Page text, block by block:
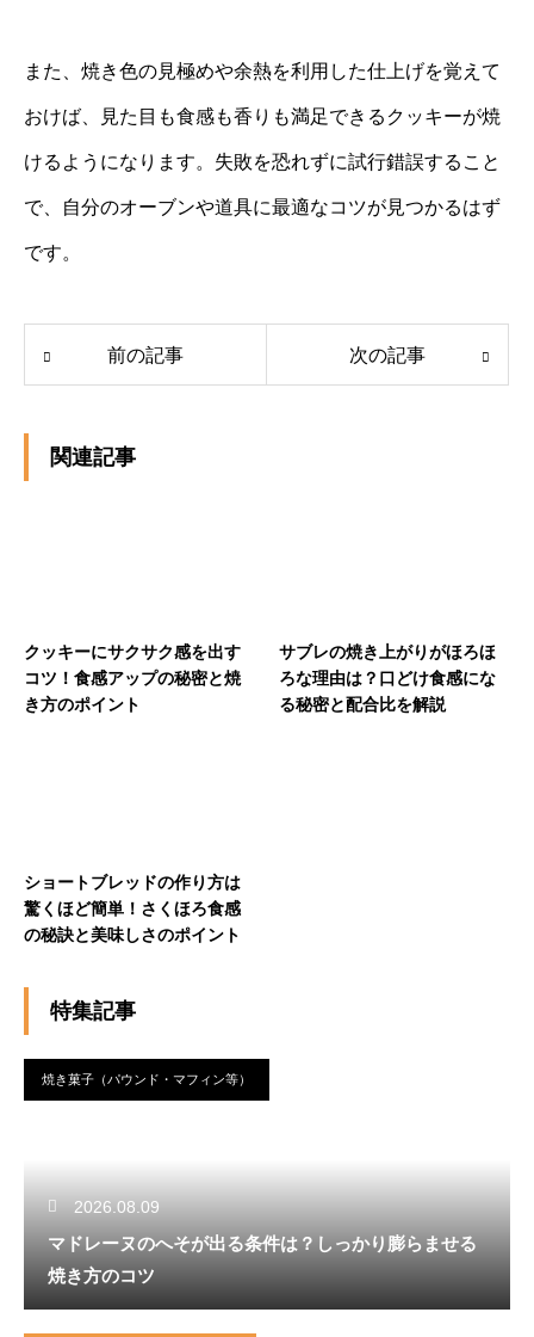
また、焼き色の見極めや余熱を利用した仕上げを覚えて
おけば、見た目も食感も香りも満足できるクッキーが焼
けるようになります。失敗を恐れずに試行錯誤すること
で、自分のオーブンや道具に最適なコツが見つかるはず
です。
前の記事 次の記事
関連記事
クッキーにサクサク感を出す
コツ！食感アップの秘密と焼
き方のポイント
サブレの焼き上がりがほろほ
ろな理由は？口どけ食感にな
る秘密と配合比を解説
ショートブレッドの作り方は
驚くほど簡単！さくほろ食感
の秘訣と美味しさのポイント
特集記事
焼き菓子（パウンド・マフィン等）
2026.08.09
マドレーヌのへそが出る条件は？しっかり膨らませる
焼き方のコツ